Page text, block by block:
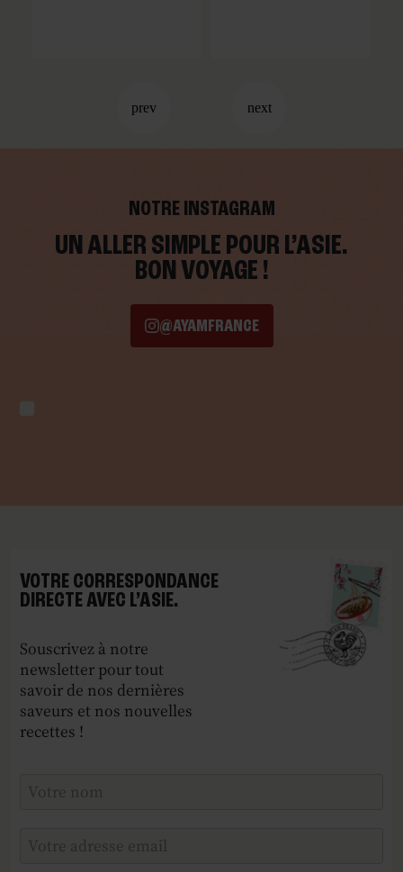
NOTRE INSTAGRAM
UN ALLER SIMPLE POUR L’ASIE.
BON VOYAGE !
@AYAMFRANCE
VOTRE CORRESPONDANCE
DIRECTE AVEC L’ASIE.
Souscrivez à notre
newsletter pour tout
savoir de nos dernières
saveurs et nos nouvelles
recettes !